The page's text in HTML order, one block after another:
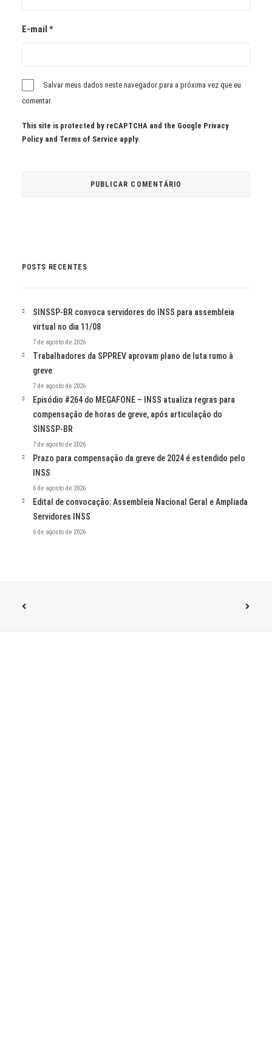
E-mail *
Salvar meus dados neste navegador para a próxima vez que eu
comentar.
This site is protected by reCAPTCHA and the Google Privacy
Policy and Terms of Service apply.
POSTS RECENTES
SINSSP-BR convoca servidores do INSS para assembleia
virtual no dia 11/08
7 de agosto de 2026
Trabalhadores da SPPREV aprovam plano de luta rumo à
greve
7 de agosto de 2026
Episódio #264 do MEGAFONE – INSS atualiza regras para
compensação de horas de greve, após articulação do
SINSSP-BR
7 de agosto de 2026
Prazo para compensação da greve de 2024 é estendido pelo
INSS
6 de agosto de 2026
Edital de convocação: Assembleia Nacional Geral e Ampliada
Servidores INSS
6 de agosto de 2026